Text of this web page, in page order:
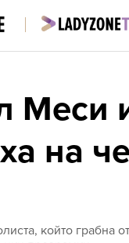
Меси
на
който грабна